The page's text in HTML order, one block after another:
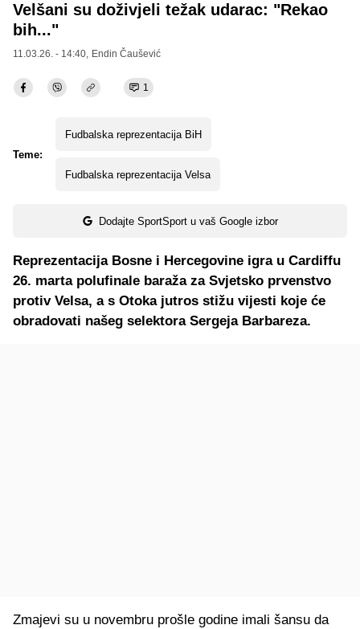
Velšani su doživjeli težak udarac: "Rekao
bih..."
11.03.26. - 14:40, Endin Čaušević
1
Teme:
Fudbalska reprezentacija BiH
Fudbalska reprezentacija Velsa
Dodajte SportSport u vaš Google izbor
Reprezentacija Bosne i Hercegovine igra u Cardiffu
26. marta polufinale baraža za Svjetsko prvenstvo
protiv Velsa, a s Otoka jutros stižu vijesti koje će
obradovati našeg selektora Sergeja Barbareza.
Zmajevi su u novembru prošle godine imali šansu da